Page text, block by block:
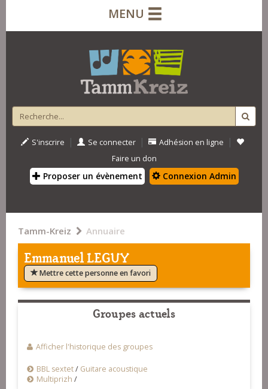
MENU
S'inscrire | Se connecter | Adhésion en ligne |
Faire un don
Proposer un évènement Connexion Admin
Tamm-Kreiz Annuaire
Emmanuel LEGUY
Mettre cette personne en favori
Groupes actuels
Afficher l'historique des groupes
BBL sextet/ Guitare acoustique
Multiprizh /